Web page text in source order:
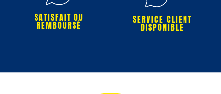
SATISFAIT OU
REMBOURSÉ SERVICE CLIENT
DISPONIBLE